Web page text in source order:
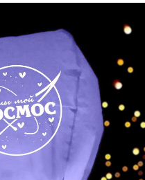
Петарды
Бабочки,